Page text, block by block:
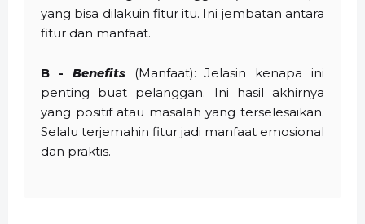
yang bisa dilakuin fitur itu. Ini jembatan antara
fitur dan manfaat.
B - Benefits(Manfaat): Jelasin kenapa ini
penting buat pelanggan. Ini hasil akhirnya
yang positif atau masalah yang terselesaikan.
Selalu terjemahin fitur jadi manfaat emosional
dan praktis.